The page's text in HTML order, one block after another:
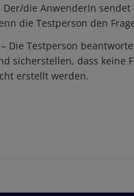
Der/die AnwenderIn
die Testperson den
– Die Testperson
sicherstellen, dass
erstellt werden.